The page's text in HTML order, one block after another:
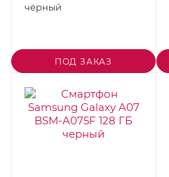
чёрный
ПОД ЗАКАЗ